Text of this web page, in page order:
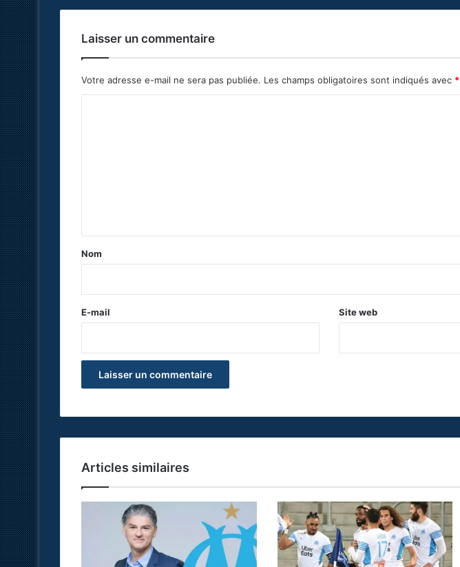
Laisser un commentaire
Votre adresse e-mail ne sera pas publiée. Les champs obligatoires sont indiqués avec *
a
e
Nom
E-mail Site web
Articles similaires